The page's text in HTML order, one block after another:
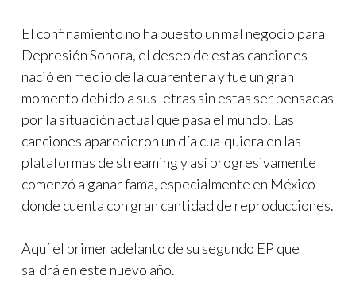
El confinamiento no ha puesto un mal negocio para
Depresión Sonora, el deseo de estas canciones
nació en medio de la cuarentena y fue un gran
momento debido a sus letras sin estas ser pensadas
por la situación actual que pasa el mundo. Las
canciones aparecieron un día cualquiera en las
plataformas de streaming y así progresivamente
comenzó a ganar fama, especialmente en México
donde cuenta con gran cantidad de reproducciones.
Aquí el primer adelanto de su segundo EP que
saldrá en este nuevo año.